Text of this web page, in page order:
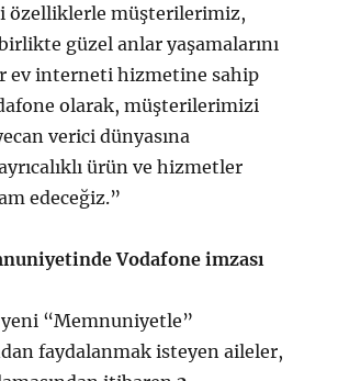
özelliklerle müşterilerimiz,
güzel anlar yaşamalarını
ev interneti hizmetine sahip
olarak, müşterilerimizi
verici dünyasına
ürün ve hizmetler
edeceğiz.”
Vodafone imzası
yeni “Memnuniyetle”
faydalanmak isteyen aileler,